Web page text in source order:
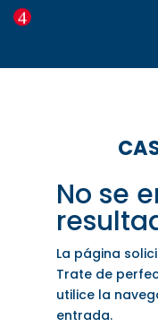
No se
La página
Trate de
utilice la
entrada.